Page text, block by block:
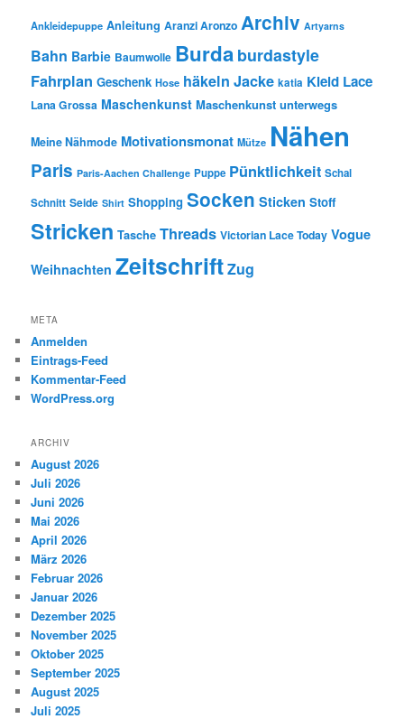
Ankleidepuppe Anleitung Aranzi Aronzo Archiv Artyarns
Bahn Barbie Baumwolle Burda burdastyle
Fahrplan Geschenk Hose häkeln Jacke katia Kleid Lace
Lana Grossa Maschenkunst Maschenkunst unterwegs
Meine Nähmode Motivationsmonat Mütze Nähen
Paris Paris-Aachen Challenge Puppe Pünktlichkeit Schal
Schnitt Seide Shirt Shopping Socken Sticken Stoff
Stricken Tasche Threads Victorian Lace Today Vogue
Weihnachten ZeitschriftZug
META
Anmelden
Eintrags-Feed
Kommentar-Feed
WordPress.org
ARCHIV
August 2026
Juli 2026
Juni 2026
Mai 2026
April 2026
März 2026
Februar 2026
Januar 2026
Dezember 2025
November 2025
Oktober 2025
September 2025
August 2025
Juli 2025